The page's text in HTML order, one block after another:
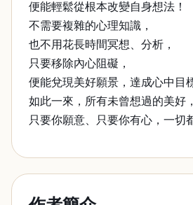
便能輕鬆從根本改變自身想法！
不需要複雜的心理知識，
也不用花長時間冥想、分析，
只要移除內心阻礙，
便能兌現美好願景，達成心中目
如此一來，所有未曾想過的美好，
只要你願意、只要你有心，一切